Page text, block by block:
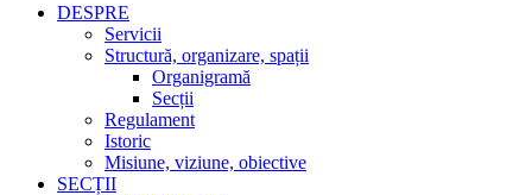
DESPRE
Servicii
Structură, organizare, spații
Organigramă
Secții
Regulament
Istoric
Misiune, viziune, obiective
SECȚII